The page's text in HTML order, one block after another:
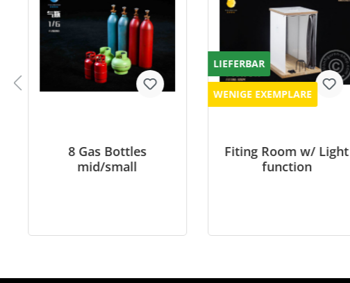
8 Gas Bottles
mid/small
LIEFERBAR
WENIGE EXEMPLARE
Fiting Room w/ Light
function